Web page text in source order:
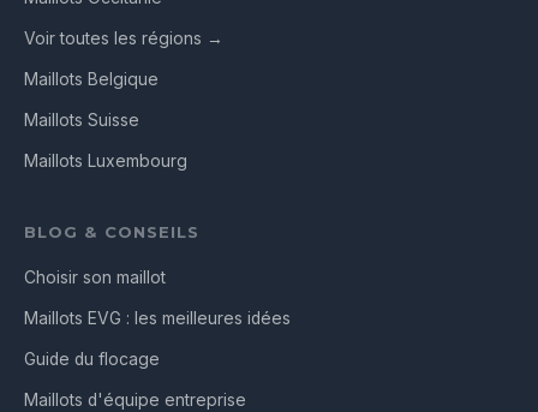
Voir toutes les régions →
Maillots Belgique
Maillots Suisse
Maillots Luxembourg
BLOG & CONSEILS
Choisir son maillot
Maillots EVG : les meilleures idées
Guide du flocage
Maillots d'équipe entreprise